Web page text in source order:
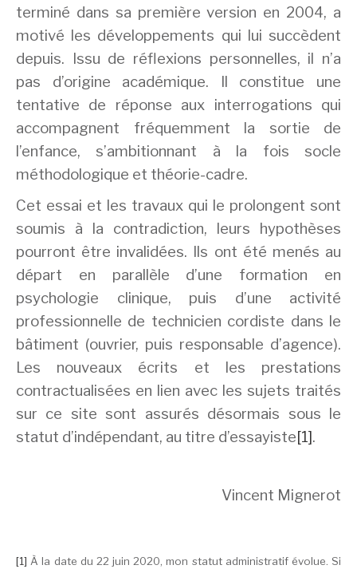
terminé dans sa première version en 2004, a
motivé les développements qui lui succèdent
depuis. Issu de réflexions personnelles, il n’a
pas d’origine académique. Il constitue une
tentative de réponse aux interrogations qui
accompagnent fréquemment la sortie de
l’enfance, s’ambitionnant à la fois socle
méthodologique et théorie-cadre.
Cet essai et les travaux qui le prolongent sont
soumis à la contradiction, leurs hypothèses
pourront être invalidées. Ils ont été menés au
départ en parallèle d’une formation en
psychologie clinique, puis d’une activité
professionnelle de technicien cordiste dans le
bâtiment (ouvrier, puis responsable d’agence).
Les nouveaux écrits et les prestations
contractualisées en lien avec les sujets traités
sur ce site sont assurés désormais sous le
statut d’indépendant, au titre d’essayiste[1].
Vincent Mignerot
[1] À la date du 22 juin 2020, mon statut administratif évolue. Si